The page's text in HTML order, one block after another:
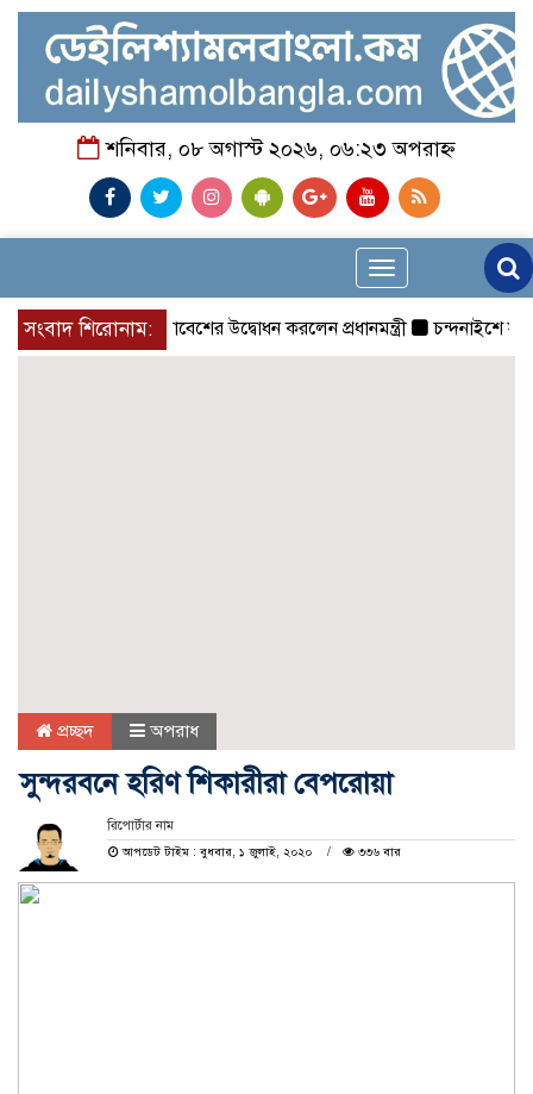
শনিবার, ০৮ অগাস্ট ২০২৬, ০৬:২৩ অপরাহ্ন
Toggle
navigation
সংবাদ শিরোনাম:
চিকিৎসক সমাবেশের উদ্বোধন করলেন প্রধানমন্ত্রী চন্দনাইশে সড়ক
প্রচ্ছদ অপরাধ
সুন্দরবনে হরিণ শিকারীরা বেপরোয়া
রিপোর্টার নাম
আপডেট টাইম : বুধবার, ১ জুলাই, ২০২০
৩৩৬ বার